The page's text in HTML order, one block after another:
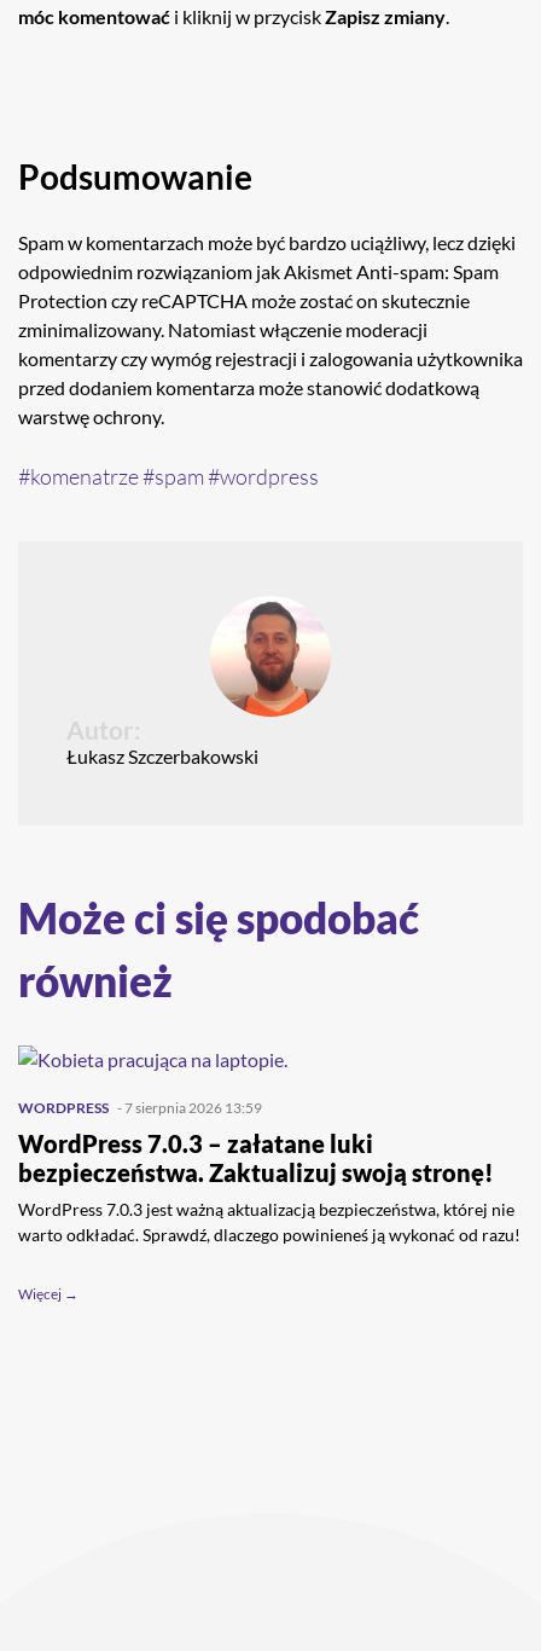
móc komentować i kliknij w przyciskZapisz zmiany.
Podsumowanie
Spam w komentarzach może być bardzo uciążliwy, lecz dzięki
odpowiednim rozwiązaniom jak Akismet Anti-spam: Spam
Protection czy reCAPTCHA może zostać on skutecznie
zminimalizowany. Natomiast włączenie moderacji
komentarzy czy wymóg rejestracji i zalogowania użytkownika
przed dodaniem komentarza może stanowić dodatkową
warstwę ochrony.
komenatrze spam wordpress
Autor:
Łukasz Szczerbakowski
Może ci się spodobać
również
WORDPRESS - 7 sierpnia 2026 13:59
WordPress 7.0.3 – załatane luki
bezpieczeństwa. Zaktualizuj swoją stronę!
WordPress 7.0.3 jest ważną aktualizacją bezpieczeństwa, której nie
warto odkładać. Sprawdź, dlaczego powinieneś ją wykonać od razu!
Więcej →